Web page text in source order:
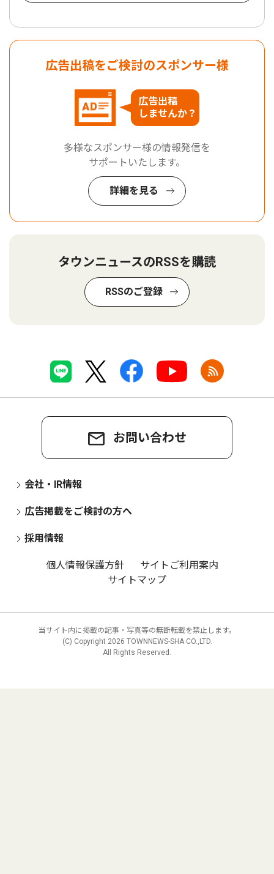
広告出稿をご検討のスポンサー様
広告出稿
しませんか？
多様なスポンサー様の情報発信を
サポートいたします。
詳細を見る
タウンニュースのRSSを購読
RSSのご登録
お問い合わせ
会社・IR情報
広告掲載をご検討の方へ
採用情報
個人情報保護方針
サイトご利用案内
サイトマップ
当サイト内に掲載の記事・写真等の無断転載を禁止します。
(C) Copyright 2026 TOWNNEWS-SHA CO.,LTD.
All Rights Reserved.